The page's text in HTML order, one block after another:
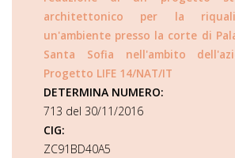
architettonico per la
un'ambiente presso la corte di
Santa Sofia nell'ambito
Progetto LIFE 14/NAT/IT
DETERMINA NUMERO:
713 del 30/11/2016
CIG:
ZC91BD40A5